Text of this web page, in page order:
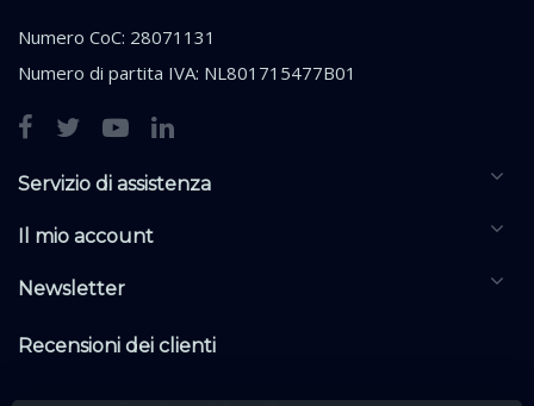
Numero CoC: 28071131
Numero di partita IVA: NL801715477B01
Servizio di assistenza
Il mio account
Newsletter
Recensioni dei clienti